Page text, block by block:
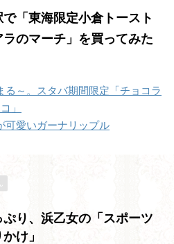
「東海限定小倉トースト
のマーチ」を買ってみた
る～。スタバ期間限定「チョコラ
」
可愛いガーナリップル
り、浜乙女の「スポーツ
け」